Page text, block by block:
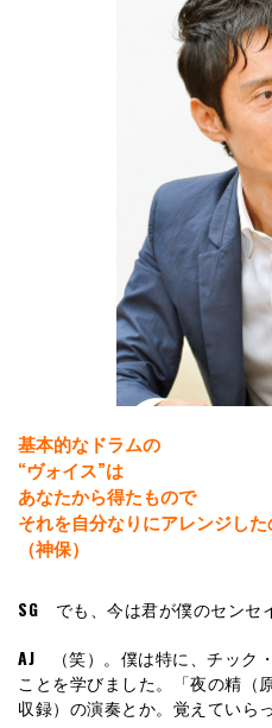
基本的なドラムの
“ヴォイス”は
あなたから得たもので
それを自分なりにアレンジし
（神保）
SG でも、今は君が僕のセンセ
AJ （笑）。僕は特に、チック
ことを学びました。「夜の精（
収録）の演奏とか。覚えていら